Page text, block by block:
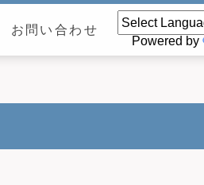
お問い合わせ
Powered by